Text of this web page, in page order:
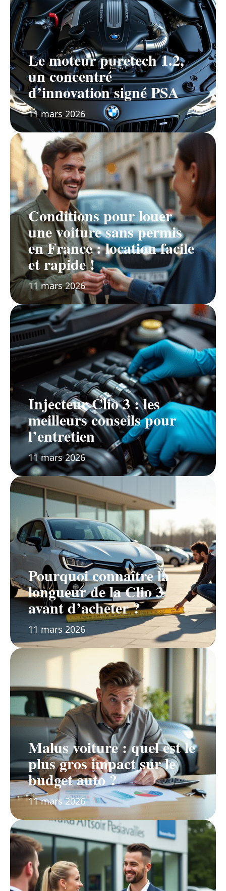
Le moteur puretech 1.2,
un concentré
d’innovation signé PSA
11 mars 2026
Conditions pour louer
une voiture sans permis
en France : location facile
et rapide !
11 mars 2026
Injecteur Clio 3 : les
meilleurs conseils pour
l’entretien
11 mars 2026
Pourquoi connaître la
longueur de la Clio 3
avant d’acheter ?
11 mars 2026
Malus voiture : quel est le
plus gros impact sur le
budget auto ?
11 mars 2026